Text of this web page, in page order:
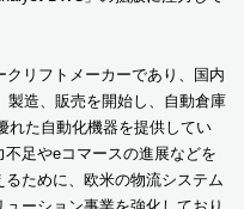
リフトメーカーであり、国内
製造、販売を開始し、自動倉庫
れた自動化機器を提供してい
足やeコマースの進展などを
ために、欧米の物流システム